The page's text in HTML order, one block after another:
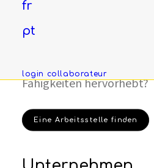
fr
pt
login collaborateur
Bewerber
Fähigkeiten hervorhebt?
Eine Arbeitsstelle finden